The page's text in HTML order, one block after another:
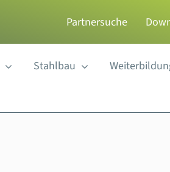
Partnersuche
Stahlbau